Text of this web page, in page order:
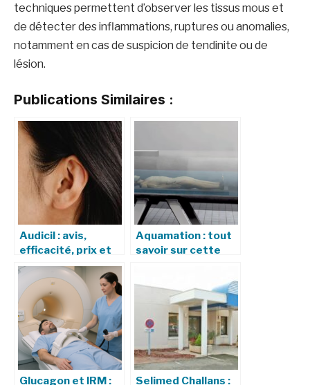
techniques permettent d’observer les tissus mous et
de détecter des inflammations, ruptures ou anomalies,
notamment en cas de suspicion de tendinite ou de
lésion.
Publications Similaires :
Audicil : avis,
efficacité, prix et
effets secondaires
Aquamation : tout
savoir sur cette
crémation
Glucagon et IRM :
Selimed Challans :